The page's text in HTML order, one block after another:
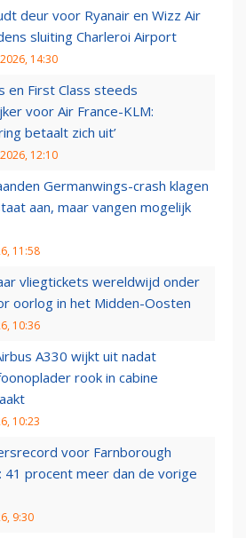
deur voor Ryanair en Wizz Air
sluiting Charleroi Airport
14:30
en First Class steeds
voor Air France-KLM:
betaalt zich uit’
12:10
Germanwings-crash klagen
aan, maar vangen mogelijk
11:58
vliegtickets wereldwijd onder
oorlog in het Midden-Oosten
10:36
A330 wijkt uit nadat
rook in cabine
10:23
voor Farnborough
41 procent meer dan de vorige
9:30